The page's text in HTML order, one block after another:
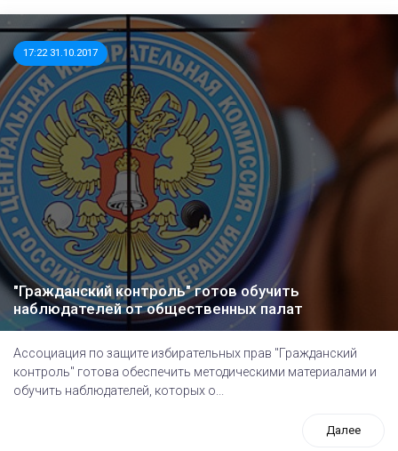
17:22 31.10.2017
"Гражданский контроль" готов обучить
наблюдателей от общественных палат
Ассоциация по защите избирательных прав "Гражданский
контроль" готова обеспечить методическими материалами и
обучить наблюдателей, которых о...
Далее